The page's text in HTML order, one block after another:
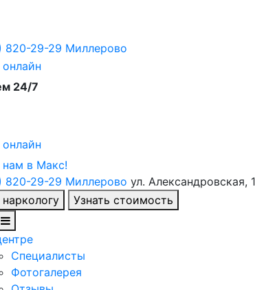
820-29-29 Миллерово
24/7
в Maкс!
820-29-29 Миллерово ул. Александровская,
Узнать стоимость
Специалисты
Фотогалерея